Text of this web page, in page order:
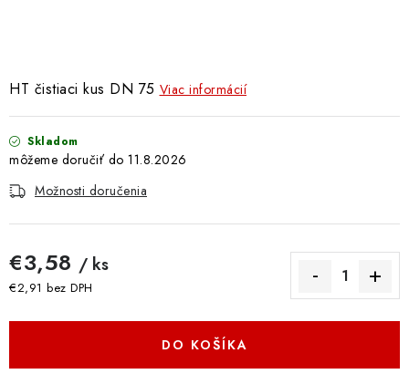
HT čistiaci kus DN 75 Viac informácií
Skladom
11.8.2026
Možnosti doručenia
€3,58 / ks
€2,91 bez DPH
DO KOŠÍKA